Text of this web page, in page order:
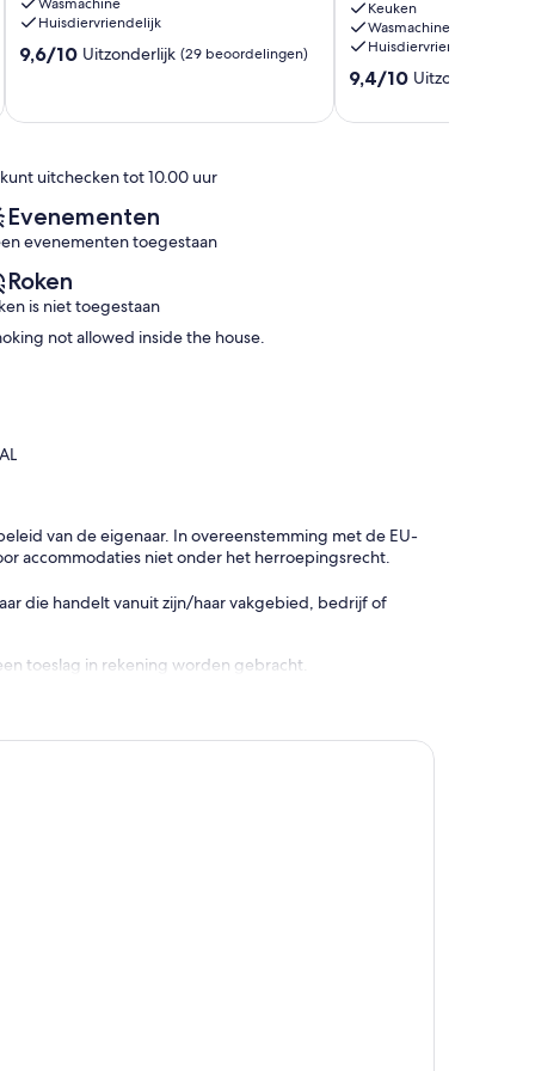
zwembad
Monchique
Wasmachine
Huisdiervriendelijk
9.6
Uitzonderlijk,
9,6/10 Uitzonderlijk (29 beoordelingen)
vakantie,
met
zwembad
en
op
Keuken
Wasmachine
Huisdiervriendelijk
9.4
10,
9,4/10 Uitzonderlijk
uitchecken tot 10.00 uur
Evenementen
evenementen toegestaan
Roken
is niet toegestaan
not allowed inside the house.
van de eigenaar. In overeenstemming met de EU-
accommodaties niet onder het herroepingsrecht.
die handelt vanuit zijn/haar vakgebied, bedrijf of
toeslag in rekening worden gebracht.